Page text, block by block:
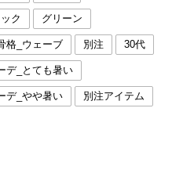
ク グリーン
格_ウェーブ 別注 30代
デ_とても暑い
デ_やや暑い 別注アイテム